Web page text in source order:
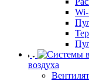
воздуха